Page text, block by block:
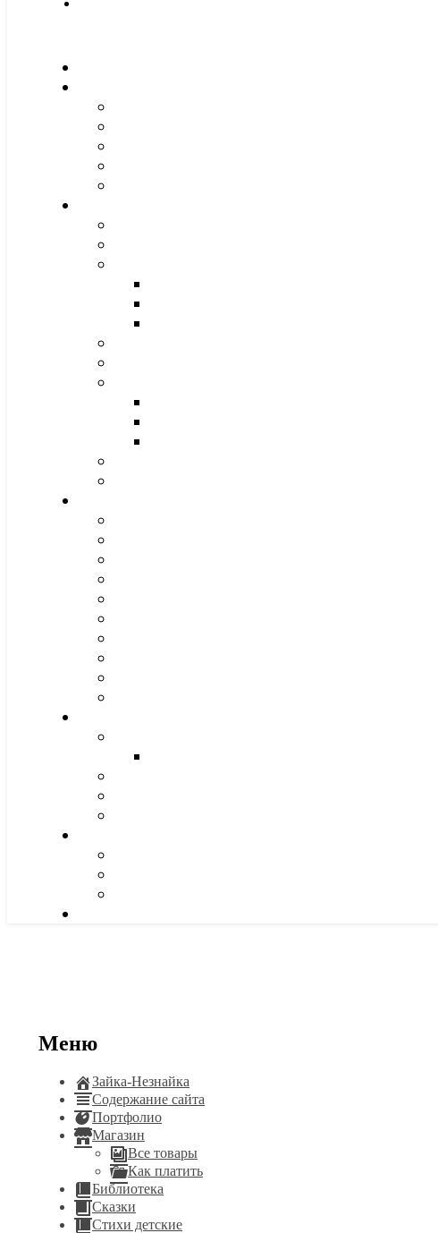
Меню
Зайка-Незнайка
Содержание сайта
Портфолио
Магазин
Все товары
Как платить
Библиотека
Сказки
Стихи детские